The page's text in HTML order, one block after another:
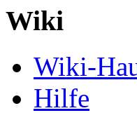
Wiki
Wiki-
Hilfe